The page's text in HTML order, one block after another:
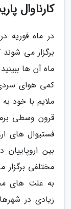
کارناوال
در ماه فوریه
برگزار می
ماه آن ها
کمی هوای
ملایم با خود
قرون وسطی
فستیوال های
بین
به علت های
زیادی در